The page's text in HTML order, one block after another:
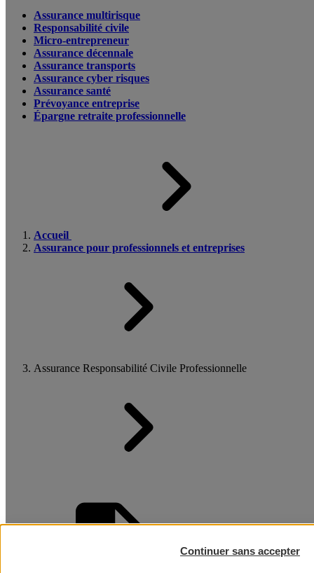
Assurance multirisque
Responsabilité civile
Micro-entrepreneur
Assurance décennale
Assurance transports
Assurance cyber risques
Assurance santé
Prévoyance entreprise
Épargne retraite professionnelle
Accueil
Assurance pour professionnels et entreprises
Assurance Responsabilité Civile Professionnelle
Continuer sans accepter